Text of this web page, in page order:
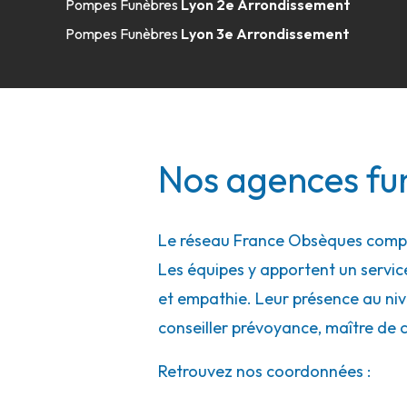
508 Allée Des Filieristes-01600 Trévoux
Consulter l'agence
Marbrerie SDG - Meyzieu
Consulter l'agence 04 78 31 49 03
A votre écoute 24h/24 7j/7
Pompes Funèbres Lyon 2e Arrondissement
Pompes Funèbres Lyon 3e Arrondissement
Nos agences
Le réseau France Obsèques
Les équipes y apportent un
et empathie. Leur présence au
conseiller prévoyance, maître de
Retrouvez nos coordonnées :